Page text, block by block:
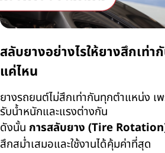
สลับยางอย่างไรให้ยางสึกเท่า
แค่ไหน
ยางรถยนต์ไม่สึกเท่ากันทุกตำแหน่ง เ
รับน้ำหนักและแรงต่างกัน
ดังนั้น การสลับยาง (Tire
สึกสม่ำเสมอและใช้งานได้คุ้มค่าที่สุด